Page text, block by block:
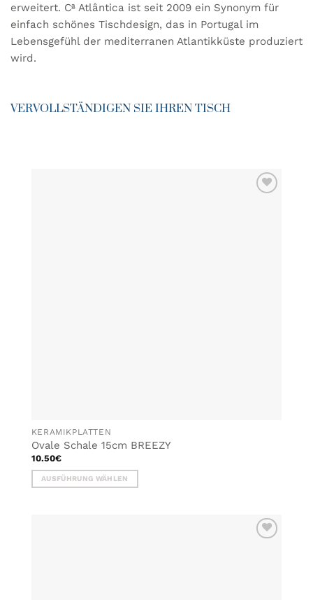
erweitert. Cª Atlântica ist seit 2009 ein Synonym für
einfach schönes Tischdesign, das in Portugal im
Lebensgefühl der mediterranen Atlantikküste produziert
wird.
VERVOLLSTÄNDIGEN SIE IHREN TISCH
KERAMIKPLATTEN
Ovale Schale 15cm BREEZY
10.50€
AUSFÜHRUNG WÄHLEN